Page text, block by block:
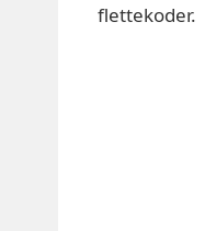
flettekoder.